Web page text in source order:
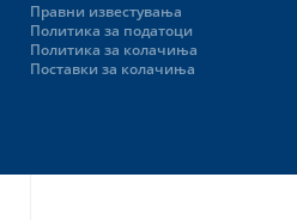
Правни известувања
Политика за податоци
Политика за колачиња
Поставки за колачиња